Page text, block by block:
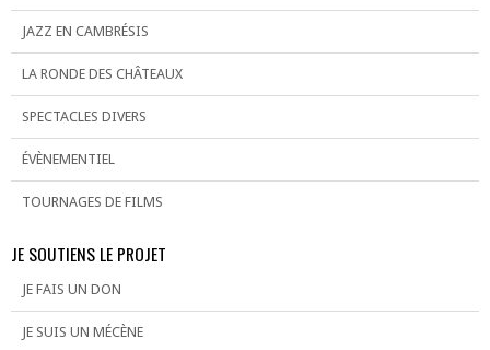
JAZZ EN CAMBRÉSIS
LA RONDE DES CHÂTEAUX
SPECTACLES DIVERS
ÉVÈNEMENTIEL
TOURNAGES DE FILMS
JE SOUTIENS LE PROJET
JE FAIS UN DON
JE SUIS UN MÉCÈNE